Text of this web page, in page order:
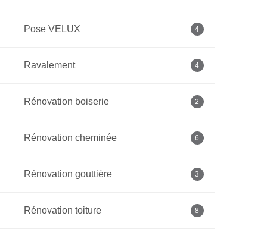
Pose VELUX 4
Ravalement 4
Rénovation boiserie 2
Rénovation cheminée 6
Rénovation gouttière 3
Rénovation toiture 8